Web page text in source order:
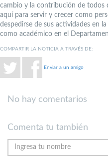
cambio y la contribución de todos
aquí para servir y crecer como
despedirse de sus actividades en
como académico en el
COMPARTIR LA NOTICIA A TRAVÉS DE:
Enviar a un amigo
No hay comentarios
Comenta tu también